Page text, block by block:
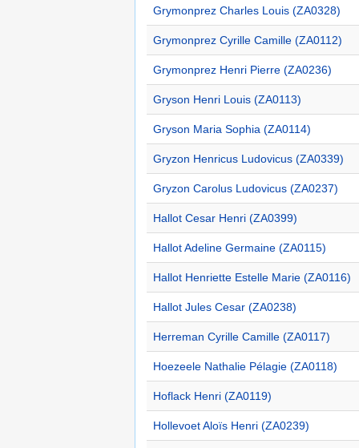
Grymonprez Charles Louis (ZA0328)
Grymonprez Cyrille Camille (ZA0112)
Grymonprez Henri Pierre (ZA0236)
Gryson Henri Louis (ZA0113)
Gryson Maria Sophia (ZA0114)
Gryzon Henricus Ludovicus (ZA0339)
Gryzon Carolus Ludovicus (ZA0237)
Hallot Cesar Henri (ZA0399)
Hallot Adeline Germaine (ZA0115)
Hallot Henriette Estelle Marie (ZA0116)
Hallot Jules Cesar (ZA0238)
Herreman Cyrille Camille (ZA0117)
Hoezeele Nathalie Pélagie (ZA0118)
Hoflack Henri (ZA0119)
Hollevoet Aloïs Henri (ZA0239)